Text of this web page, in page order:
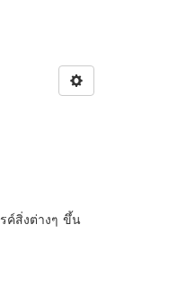
ค์สิ่งต่างๆ ขึ้น